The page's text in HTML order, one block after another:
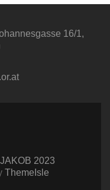
16/1,
2023
ThemeIsle